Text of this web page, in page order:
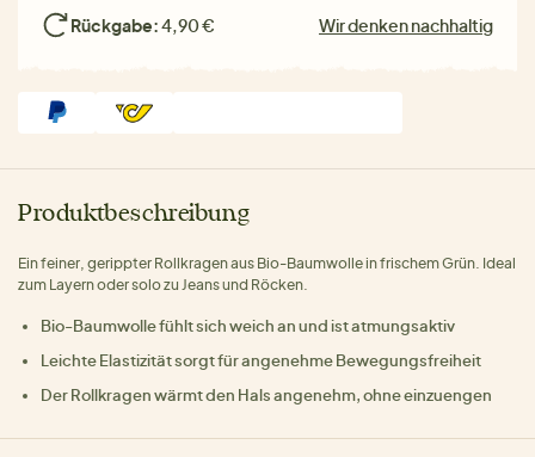
Rückgabe:4,90 € Wir denken nachhaltig
Produktbeschreibung
Ein feiner, gerippter Rollkragen aus Bio-Baumwolle in frischem Grün. Ideal
zum Layern oder solo zu Jeans und Röcken.
Bio-Baumwolle fühlt sich weich an und ist atmungsaktiv
Leichte Elastizität sorgt für angenehme Bewegungsfreiheit
Der Rollkragen wärmt den Hals angenehm, ohne einzuengen